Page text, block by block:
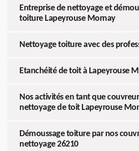
Entreprise de nettoyage et
toiture Lapeyrouse Mornay
Nettoyage toiture avec des
Etanchéité de toit à Lapeyrouse
Nos activités en tant que
nettoyage de toit Lapeyrouse
Démoussage toiture par nos
nettoyage 26210